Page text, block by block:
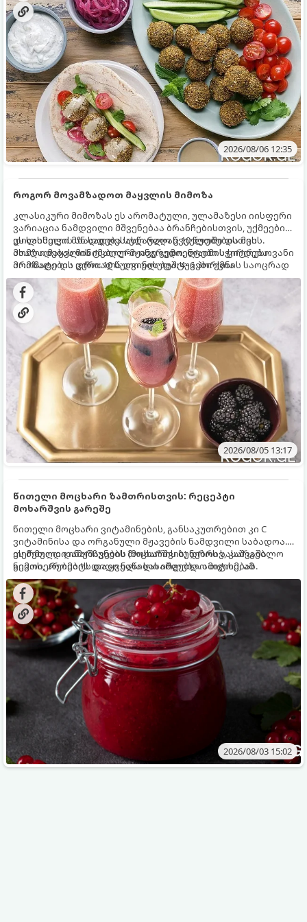
2026/08/06 12:35
როგორ მოვამზადოთ მაყვლის მიმოზა
კლასიკური მიმოზას ეს არომატული, ულამაზესი იისფერი
ვარიაცია ნამდვილი მშვენებაა ბრანჩებისთვის, უქმეების
დილისთვის ან სადღესასწაულო წვეულებებისთვის.
ახალი მაყვლის ტკბილ-მჟავე გემო, ლაიმის ციტრუსოვანი
არომატი და ცქრიალა ღვინის ბუშტუკები ქმნის საოცრად
დახვეწილ და მაგრილებელ კოქტეილს.
ეს სასმელი მზადდება სულ რაღაც 10 წუთში და მის
მომზადებას მინიმალური ინგრედიენტები სჭირდება.
მომზადების დრო: 10 წუთი ულუფა: 4–6 პორცია
2026/08/05 13:17
წითელი მოცხარი ზამთრისთვის: რეცეპტი
მოხარშვის გარეშე
წითელი მოცხარი ვიტამინების, განსაკუთრებით კი C
ვიტამინისა და ორგანული მჟავების ნამდვილი საბადოა.
თერმული დამუშავების (მოხარშვის) დროს სასარგებლო
ნივთიერებების დიდი ნაწილი იშლება. ამიტომ, ამ
კენკრის ზამთრისთვის შესანახად საუკეთესო გზა
„ცოცხალი ჯემის“ მომზადებაა - მოხარშვის გარეშე.
ეს მეთოდი ინარჩუნებს მოცხარის ბუნებრივ, კაშკაშა
გემოს, არომატს და ყველა სასარგებლო თვისებას.
2026/08/03 15:02